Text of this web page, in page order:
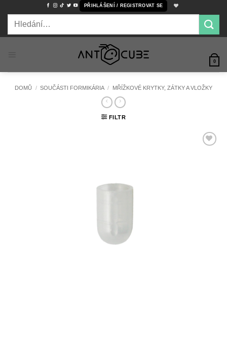
PŘIHLÁŠENÍ / REGISTROVAT SE
Hledat:
0
DOMŮ / SOUČÁSTI FORMIKÁRIA / MŘÍŽKOVÉ KRYTKY, ZÁTKY A VLOŽKY
FILTR